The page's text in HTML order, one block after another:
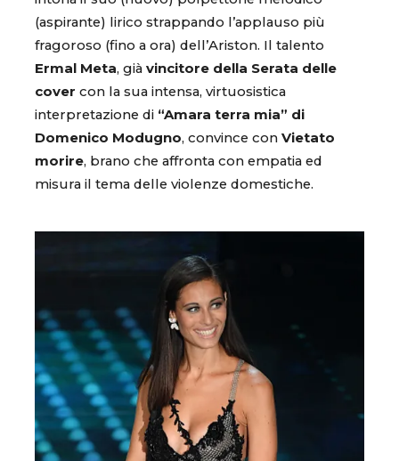
(aspirante) lirico strappando l’applauso più
fragoroso (fino a ora) dell’Ariston. Il talento
Ermal Meta, già vincitore della Serata delle
cover con la sua intensa, virtuosistica
interpretazione di “Amara terra mia” di
Domenico Modugno, convince con Vietato
morire, brano che affronta con empatia ed
misura il tema delle violenze domestiche.